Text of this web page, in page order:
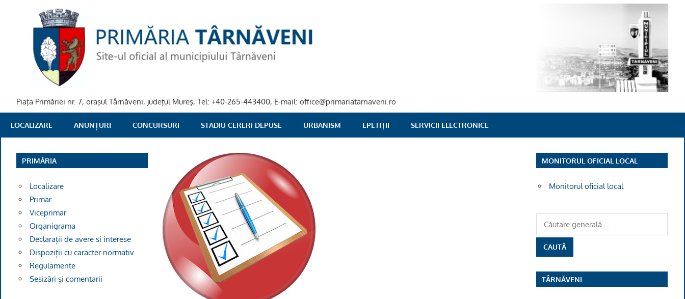
PRIMARIA
TARNAVENI
Piaţa Primăriei nr. 7, oraşul Târnăveni, judeţul Mureş, Tel: +40-265-443400, E-mail: office@primariatarnaveni.ro
LOCALIZARE ANUNȚURI CONCURSURI STADIU CERERI DEPUSE URBANISM EPETIȚII SERVICII ELECTRONICE
PRIMĂRIA
Localizare
Primar
Viceprimar
Organigrama
Declarații de avere si interese
Dispoziții cu caracter normativ
Regulamente
Sesizări și comentarii
MONITORUL OFICIAL LOCAL
Monitorul oficial local
TÂRNĂVENI